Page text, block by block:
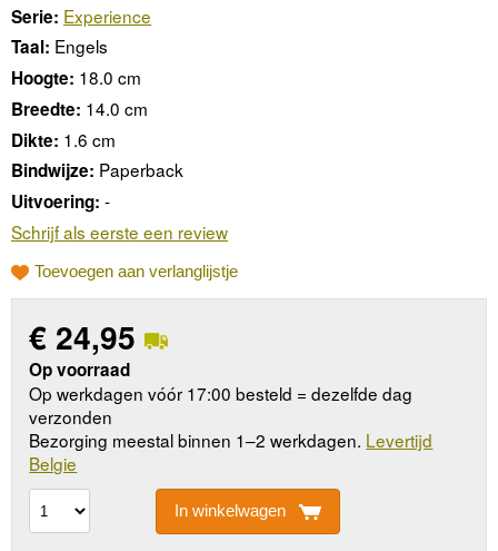
Serie: Experience
Taal: Engels
Hoogte: 18.0 cm
Breedte: 14.0 cm
Dikte: 1.6 cm
Bindwijze: Paperback
Uitvoering: -
Schrijf als eerste een review
Toevoegen aan verlanglijstje
€ 24,95
Op voorraad
Op werkdagen vóór 17:00 besteld = dezelfde dag
verzonden
Bezorging meestal binnen 1–2 werkdagen. Levertijd
Belgie
In winkelwagen